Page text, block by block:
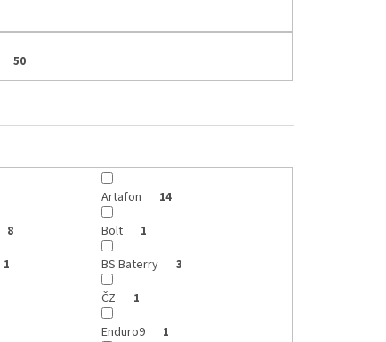
50
Artafon 14
8 Bolt 1
1 BS Baterry 3
ČZ 1
Enduro9 1